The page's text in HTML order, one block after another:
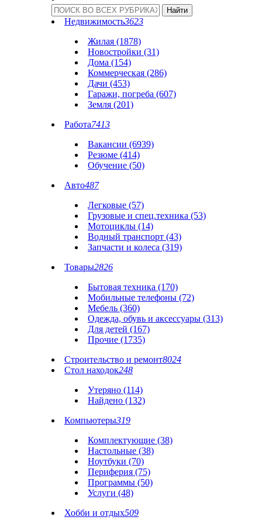
Недвижимость3623
Жилая (1878)
Новостройки (31)
Дома (154)
Коммерческая (286)
Дачи (453)
Гаражи, погреба (607)
Земля (201)
Работа7413
Вакансии (6939)
Резюме (414)
Обучение (50)
Авто487
Легковые (57)
Грузовые и спец.техника (53)
Мотоциклы (14)
Водный транспорт (43)
Запчасти и колеса (319)
Товары2826
Бытовая техника (170)
Мобильные телефоны (72)
Мебель (360)
Одежда, обувь и аксессуары (313)
Для детей (167)
Прочие (1735)
Строительство и ремонт8024
Стол находок248
Утеряно (114)
Найдено (132)
Компьютеры319
Комплектующие (38)
Настольные (38)
Ноутбуки (70)
Периферия (75)
Программы (50)
Услуги (48)
Хобби и отдых509